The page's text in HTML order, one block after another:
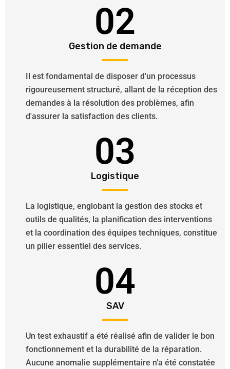
02
Gestion de demande
Il est fondamental de disposer d'un processus
rigoureusement structuré, allant de la réception des
demandes à la résolution des problèmes, afin
d'assurer la satisfaction des clients.
03
Logistique
La logistique, englobant la gestion des stocks et
outils de qualités, la planification des interventions
et la coordination des équipes techniques, constitue
un pilier essentiel des services.
04
SAV
Un test exhaustif a été réalisé afin de valider le bon
fonctionnement et la durabilité de la réparation.
Aucune anomalie supplémentaire n’a été constatée